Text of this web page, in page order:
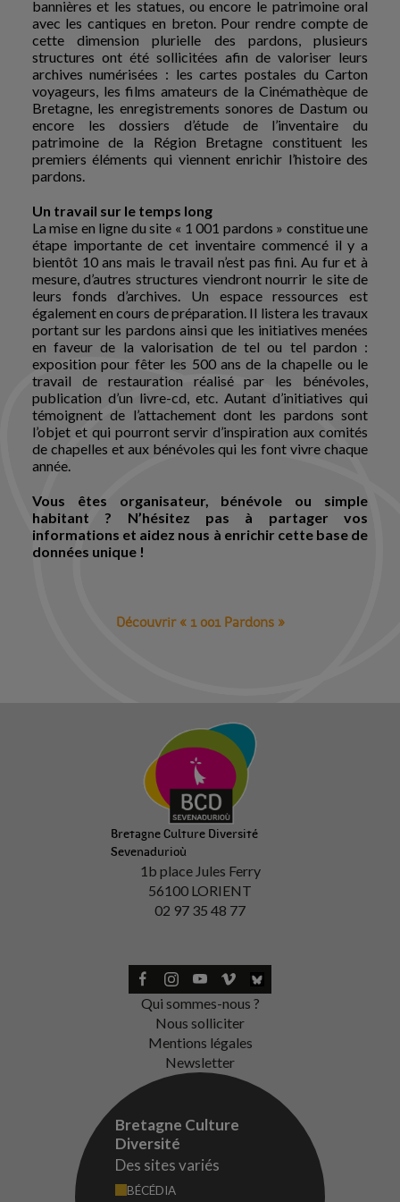
bannières et les statues, ou encore le patrimoine oral
avec les cantiques en breton. Pour rendre compte de
cette dimension plurielle des pardons, plusieurs
structures ont été sollicitées afin de valoriser leurs
archives numérisées : les cartes postales du Carton
voyageurs, les films amateurs de la Cinémathèque de
Bretagne, les enregistrements sonores de Dastum ou
encore les dossiers d’étude de l’inventaire du
patrimoine de la Région Bretagne constituent les
premiers éléments qui viennent enrichir l’histoire des
pardons.
Un travail sur le temps long
La mise en ligne du site « 1 001 pardons » constitue une
étape importante de cet inventaire commencé il y a
bientôt 10 ans mais le travail n’est pas fini. Au fur et à
mesure, d’autres structures viendront nourrir le site de
leurs fonds d’archives. Un espace ressources est
également en cours de préparation. Il listera les travaux
portant sur les pardons ainsi que les initiatives menées
en faveur de la valorisation de tel ou tel pardon :
exposition pour fêter les 500 ans de la chapelle ou le
travail de restauration réalisé par les bénévoles,
publication d’un livre-cd, etc. Autant d’initiatives qui
témoignent de l’attachement dont les pardons sont
l’objet et qui pourront servir d’inspiration aux comités
de chapelles et aux bénévoles qui les font vivre chaque
année.
Vous êtes organisateur, bénévole ou simple
habitant ? N’hésitez pas à partager vos
informations et aidez nous à enrichir cette base de
données unique !
Découvrir « 1 001 Pardons »
Bretagne Culture Diversité
Sevenadurioù
1b place Jules Ferry
56100 LORIENT
02 97 35 48 77
Qui sommes-nous ?
Nous solliciter
Mentions légales
Newsletter
Bretagne Culture
Diversité
Des sites variés
BÉCÉDIA